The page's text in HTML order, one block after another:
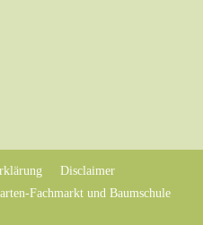
Disclaimer
Fachmarkt und Baumschule